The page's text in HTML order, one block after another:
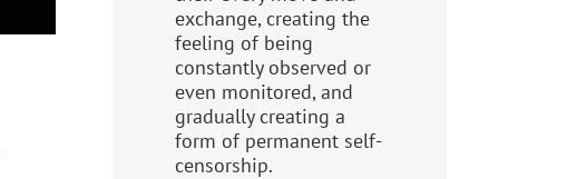
exchange, creating the
feeling of being
constantly observed or
even monitored, and
gradually creating a
form of permanent self-
censorship.